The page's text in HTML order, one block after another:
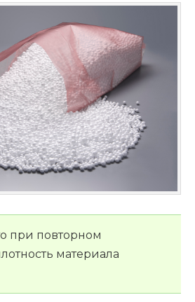
при повторном
материала